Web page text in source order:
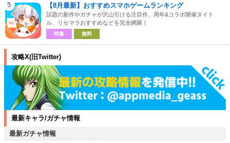
5 【8月最新】おすすめスマホゲームランキング
話題の新作やガチャが沢山引ける注目作、周年&コラボ開催タイト
ル、リセマラおすすめなどを完全網羅！
特集 無料
攻略X(旧Twitter)
最新キャラ/ガチャ情報
最新ガチャ情報